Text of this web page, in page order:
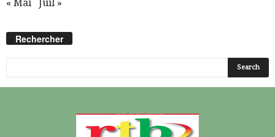
« Mai
Juil »
Rechercher